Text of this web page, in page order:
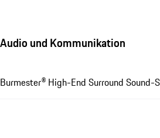
Audio und Kommunikation
Burmester® High-End Surround Sound-